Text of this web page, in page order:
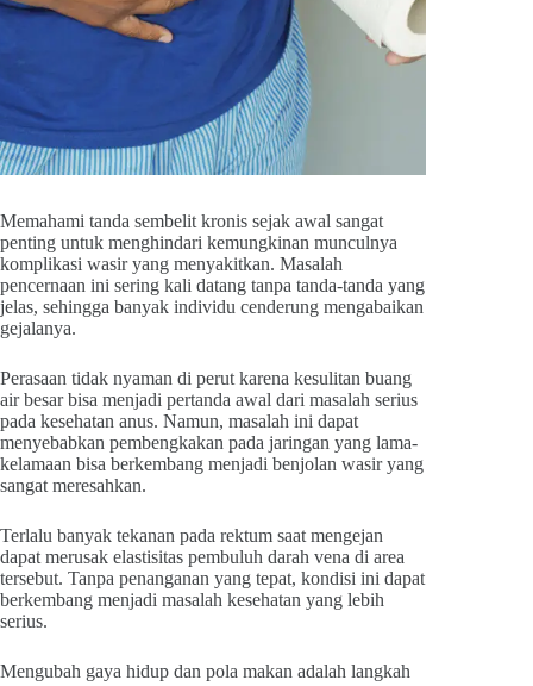
Memahami tanda sembelit kronis sejak awal sangat
penting untuk menghindari kemungkinan munculnya
komplikasi wasir yang menyakitkan. Masalah
pencernaan ini sering kali datang tanpa tanda-tanda yang
jelas, sehingga banyak individu cenderung mengabaikan
gejalanya.
Perasaan tidak nyaman di perut karena kesulitan buang
air besar bisa menjadi pertanda awal dari masalah serius
pada kesehatan anus. Namun, masalah ini dapat
menyebabkan pembengkakan pada jaringan yang lama-
kelamaan bisa berkembang menjadi benjolan wasir yang
sangat meresahkan.
Terlalu banyak tekanan pada rektum saat mengejan
dapat merusak elastisitas pembuluh darah vena di area
tersebut. Tanpa penanganan yang tepat, kondisi ini dapat
berkembang menjadi masalah kesehatan yang lebih
serius.
Mengubah gaya hidup dan pola makan adalah langkah